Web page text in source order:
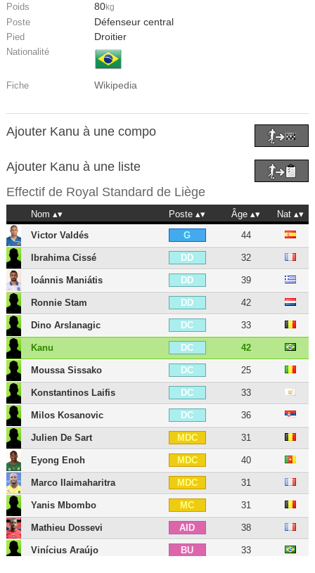
Poids 80kg
Poste Défenseur central
Pied Droitier
Nationalité
Fiche Wikipedia
Ajouter Kanu à une compo
Ajouter Kanu à une liste
Effectif de Royal Standard de Liège
Nom Poste Âge
Nat
Victor Valdés
G 44
Ibrahima Cissé DD 32
Ioánnis Maniátis DD 39
Ronnie Stam DD 42
Dino Arslanagic DC 33
Kanu DC 42
Moussa Sissako DC 25
Konstantinos Laifis DC 33
Milos Kosanovic DC 36
Julien De Sart MDC 31
Eyong Enoh MDC 40
Marco Ilaimaharitra MDC 31
Yanis Mbombo MC 31
Mathieu Dossevi AID 38
Vinícius Araújo BU 33